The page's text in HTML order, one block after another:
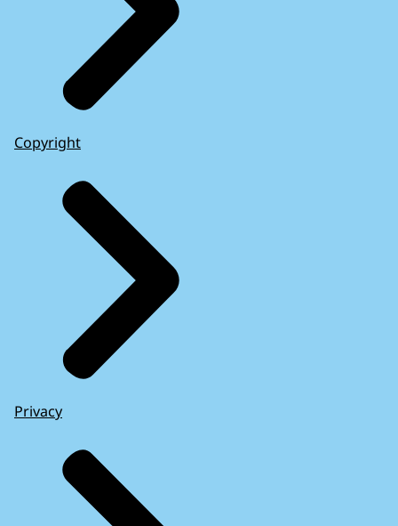
Copyright
Privacy